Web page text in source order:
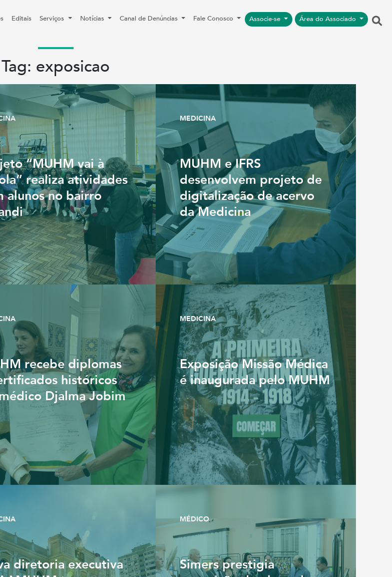
Editais Serviços Notícias Canal de Denúncias Fale Conosco Associe-se Área do Associado
Tag: exposicao
“MUHM vai à
realiza atividades
alunos no bairro
MEDICINA
MUHM e IFRS
desenvolvem projeto de
digitalização de acervo
da Medicina
recebe diplomas
históricos
Djalma Jobim
MEDICINA
Exposição Missão Médica
é inaugurada pelo MUHM
diretoria executiva
MÉDICO
Simers prestigia